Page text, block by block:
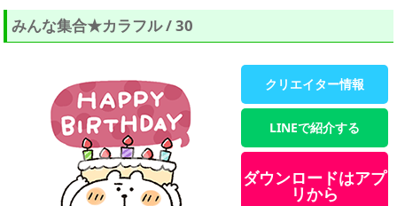
みんな集合★カラフル / 30
クリエイター情報
LINEで紹介する
ダウンロードはアプ
リから